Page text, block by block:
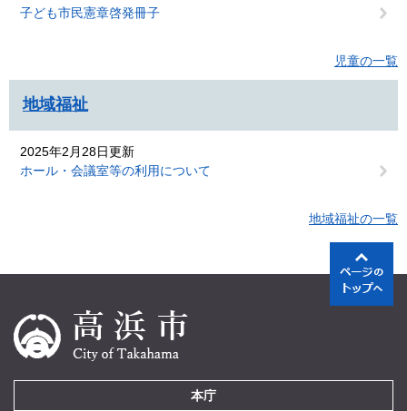
子ども市民憲章啓発冊子
児童の一覧
地域福祉
2025年2月28日更新
ホール・会議室等の利用について
地域福祉の一覧
本庁